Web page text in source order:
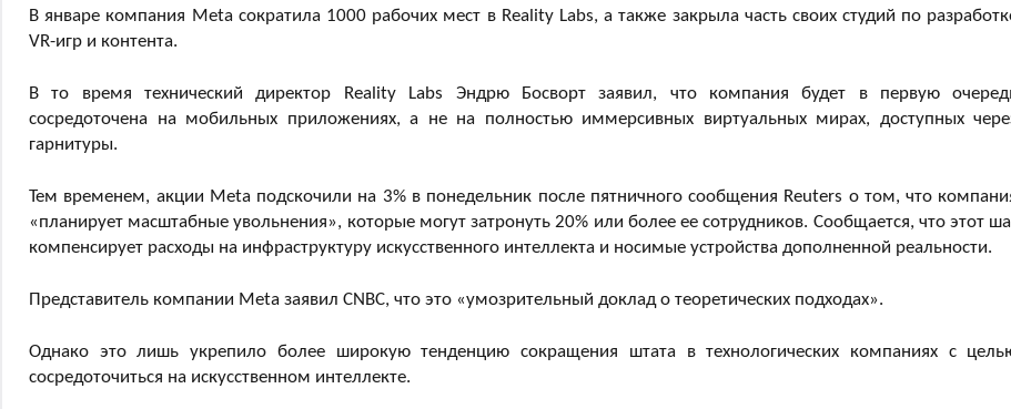
В январе компания Meta сократила 1000 рабочих мест в Reality Labs, а также закрыла часть своих студий по
VR-игр и контента.
В то время технический директор Reality Labs Эндрю Босворт заявил, что компания будет в первую
сосредоточена на мобильных приложениях, а не на полностью иммерсивных виртуальных мирах, доступных
гарнитуры.
Тем временем, акции Meta подскочили на 3% в понедельник после пятничного сообщения Reuters о том, что
«планирует масштабные увольнения», которые могут затронуть 20% или более ее сотрудников. Сообщается, что этот
компенсирует расходы на инфраструктуру искусственного интеллекта и носимые устройства дополненной реальности.
Представитель компании Meta заявил CNBC, что это «умозрительный доклад о теоретических подходах».
Однако это лишь укрепило более широкую тенденцию сокращения штата в технологических компаниях с
сосредоточиться на искусственном интеллекте.